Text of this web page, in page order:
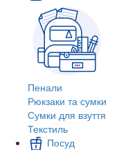
Пенали
Рюкзаки та сумки
Сумки для взуття
Текстиль
Посуд